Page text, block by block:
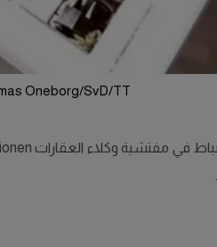
Oneborg/SvD/TT